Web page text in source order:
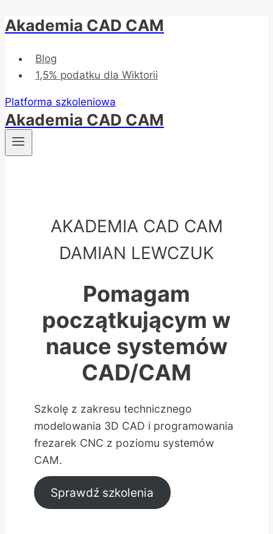
Przejdź
treści
Akademia CAD CAM
Blog
1,5% podatku dla Wiktorii
Platforma szkoleniowa
Akademia CAD CAM
AKADEMIA CAD CAM
DAMIAN LEWCZUK
Pomagam
początkującym w
nauce systemów
CAD/CAM
Szkolę z zakresu technicznego
modelowania 3D CAD i programowania
frezarek CNC z poziomu systemów
CAM.
Sprawdź szkolenia